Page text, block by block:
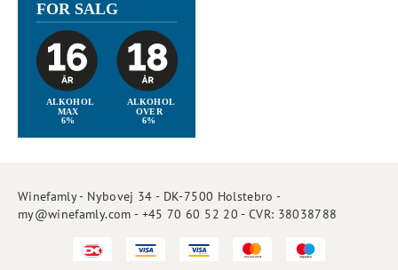
Winefamly - Nybovej 34 - DK-7500 Holstebro -
my@winefamly.com - +45 70 60 52 20 - CVR: 38038788